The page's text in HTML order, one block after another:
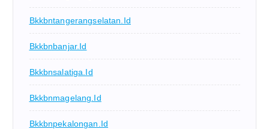
Bkkbntangerangselatan.id
Bkkbnbanjar.id
Bkkbnsalatiga.id
Bkkbnmagelang.id
Bkkbnpekalongan.id